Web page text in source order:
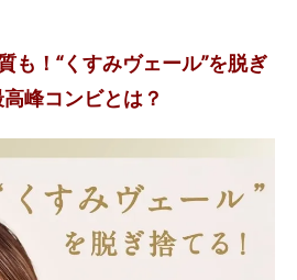
も！“くすみヴェール”を脱ぎ
峰コンビとは？